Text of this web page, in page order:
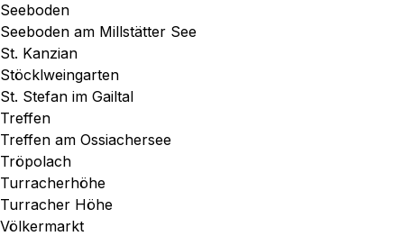
Seeboden
Seeboden am Millstätter See
St. Kanzian
Stöcklweingarten
St. Stefan im Gailtal
Treffen
Treffen am Ossiachersee
Tröpolach
Turracherhöhe
Turracher Höhe
Völkermarkt